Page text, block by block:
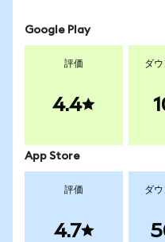
Google Play
評価
4.4
ダ
App Store
評価
4.7
ダ